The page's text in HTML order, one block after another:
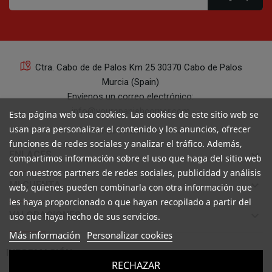
Ctra. Cabo de de Palos Km 25 30370 Cabo de Palos
Murcia (Spain)
Envíenos un correo electrónico:
info@yourspanishcorner.com
+34 647 29 98 21 de 9 a 14:30
ENLACES keyboard_arrow_down
MI CUENTA keyboard_arrow_down
VALORACIONES
INFORMACIÓN 
Esta página web usa cookies. Las cookies de este sitio web se
usan para personalizar el contenido y los anuncios, ofrecer
funciones de redes sociales y analizar el tráfico. Además,
compartimos información sobre el uso que haga del sitio web
con nuestros partners de redes sociales, publicidad y análisis
web, quienes pueden combinarla con otra información que
les haya proporcionado o que hayan recopilado a partir del
uso que haya hecho de sus servicios.
Más información Personalizar cookies
RECHAZAR